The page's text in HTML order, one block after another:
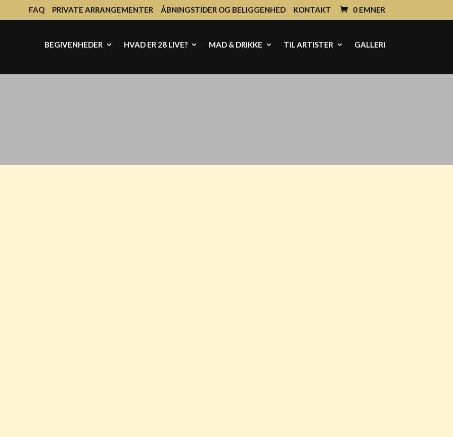
FAQ PRIVATE ARRANGEMENTER ÅBNINGSTIDER OG BELIGGENHED KONTAKT 0 EMNER
BEGIVENHEDER HVAD ER 28 LIVE? MAD & DRIKKE TIL ARTISTER GALLERI